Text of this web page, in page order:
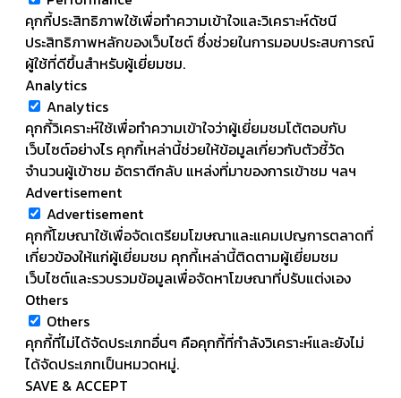
คุกกี้ประสิทธิภาพใช้เพื่อทำความเข้าใจและวิเคราะห์ดัชนี
ประสิทธิภาพหลักของเว็บไซต์ ซึ่งช่วยในการมอบประสบการณ์
ผู้ใช้ที่ดีขึ้นสำหรับผู้เยี่ยมชม.
Analytics
Analytics
คุกกี้วิเคราะห์ใช้เพื่อทำความเข้าใจว่าผู้เยี่ยมชมโต้ตอบกับ
เว็บไซต์อย่างไร คุกกี้เหล่านี้ช่วยให้ข้อมูลเกี่ยวกับตัวชี้วัด
จำนวนผู้เข้าชม อัตราตีกลับ แหล่งที่มาของการเข้าชม ฯลฯ
Advertisement
Advertisement
คุกกี้โฆษณาใช้เพื่อจัดเตรียมโฆษณาและแคมเปญการตลาดที่
เกี่ยวข้องให้แก่ผู้เยี่ยมชม คุกกี้เหล่านี้ติดตามผู้เยี่ยมชม
เว็บไซต์และรวบรวมข้อมูลเพื่อจัดหาโฆษณาที่ปรับแต่งเอง
Others
Others
คุกกี้ที่ไม่ได้จัดประเภทอื่นๆ คือคุกกี้ที่กำลังวิเคราะห์และยังไม่
ได้จัดประเภทเป็นหมวดหมู่.
SAVE & ACCEPT